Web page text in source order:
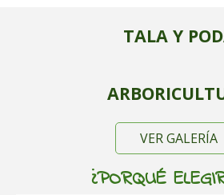
TALA Y
VER GALERÍA
¿PORQUÉ